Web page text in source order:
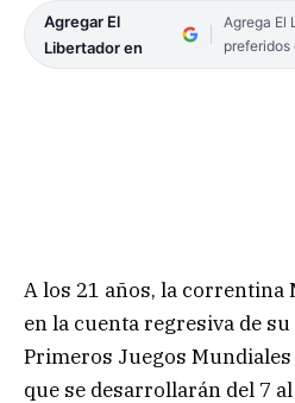
Agregar El
Libertador en
Agrega El
preferidos
A los 21 años, la correntina
en la cuenta regresiva de
Primeros Juegos Mundiales
que se desarrollarán del 7